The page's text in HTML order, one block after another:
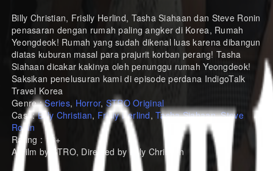
Billy Christian, Frislly Herlind, Tasha Siahaan dan Steve Ronin
penasaran dengan rumah paling angker di Korea, Rumah
Yeongdeok! Rumah yang sudah dikenal luas karena dibangun
diatas kuburan masal para prajurit korban perang! Tasha
Siahaan dicakar kakinya oleh penunggu rumah Yeongdeok!
Saksikan penelusuran kami di episode perdana IndigoTalk
Travel Korea
Genre :Series, Horror, STRO Original
Cast :Billy Christian, Frisly Herlind,Tasha Siahaan,Steve
Ronin
Rating : 13+
A Film by STRO, Directed by Billy Christian